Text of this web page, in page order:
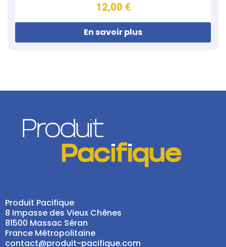
12,00 €
En savoir plus
Produit Pacifique
8 Impasse des Vieux Chênes
81500 Massac Séran
France Métropolitaine
contact@produit-pacifique.com